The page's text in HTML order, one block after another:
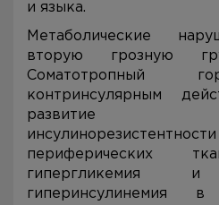
и языка.
Метаболические
вторую грозную
Соматотропный
контринсулярным
развитие
периферических
гипергликемия и
гиперинсулинемия